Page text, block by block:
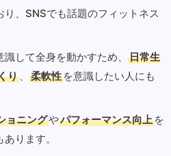
、SNSでも話題のフィットネス
して全身を動かすため、
日常生
り 、 柔軟性 を意識したい人にも
ョニングやパフォーマンス向上 を
ります。